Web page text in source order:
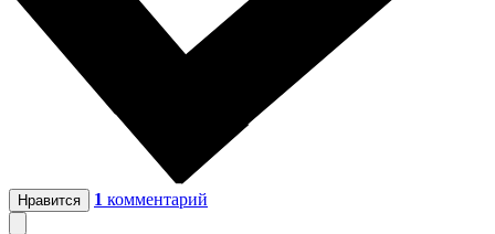
Нравится 1 комментарий